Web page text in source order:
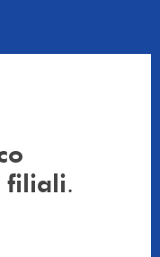
delle filiali .
filiali.